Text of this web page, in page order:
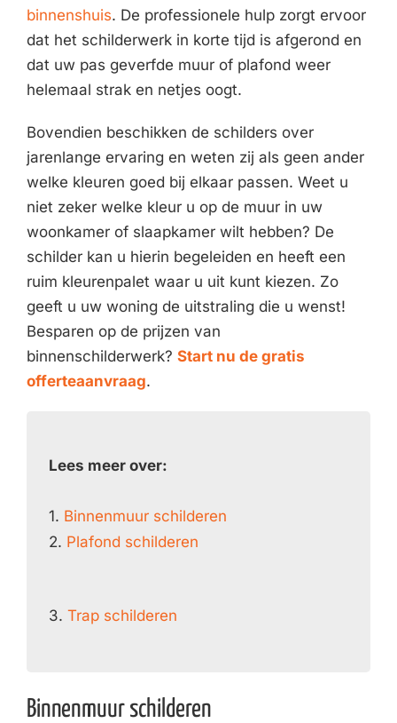
binnenshuis. De professionele hulp zorgt ervoor
dat het schilderwerk in korte tijd is afgerond en
dat uw pas geverfde muur of plafond weer
helemaal strak en netjes oogt.
Bovendien beschikken de schilders over
jarenlange ervaring en weten zij als geen ander
welke kleuren goed bij elkaar passen. Weet u
niet zeker welke kleur u op de muur in uw
woonkamer of slaapkamer wilt hebben? De
schilder kan u hierin begeleiden en heeft een
ruim kleurenpalet waar u uit kunt kiezen. Zo
geeft u uw woning de uitstraling die u wenst!
Besparen op de prijzen van
binnenschilderwerk? Start nu de gratis
offerteaanvraag.
Lees meer over:
1. Binnenmuur schilderen
2. Plafond schilderen
3. Trap schilderen
Binnenmuur schilderen